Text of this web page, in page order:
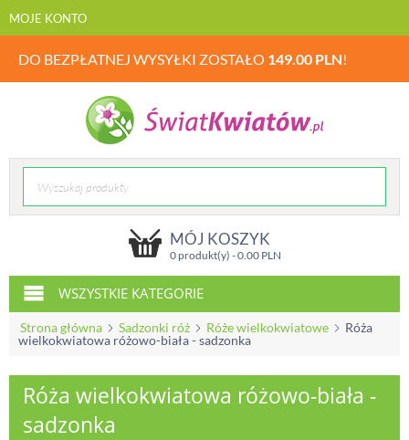
MOJE KONTO
DO BEZPŁATNEJ WYSYŁKI ZOSTAŁO 149.00 PLN!
MÓJ KOSZYK
0 produkt(y) -0.00PLN
WSZYSTKIE KATEGORIE
Strona główna Sadzonki róż Róże wielkokwiatowe
Róża
wielkokwiatowa różowo-biała - sadzonka
Róża wielkokwiatowa różowo-biała -
sadzonka